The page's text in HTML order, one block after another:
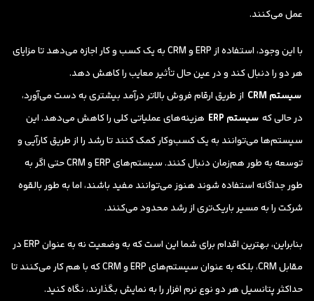
عمل می‌کنند.
با این وجود، استفاده از ERP و CRM به یک کسب و کار اجازه می‌دهد تا مزایای
هر دو را دنبال کند و در عین حال تأثیر معایب را کاهش دهد.
سیستم CRM
از طریق ارقام فروش بالاتر درآمد بیشتری به دست می‌آورد،
در حالی که سیستم ERP
هزینه‌های عملیاتی کلی را کاهش می‌دهد. این
سیستم‌ها می‌توانند به یک کسب‌وکار کمک کنند تا رشد را از طریق کارآیی و
توسعه به طور هم‌زمان دنبال کنند. سیستم‌های ERP و CRM حتی اگر به
طور جداگانه استفاده شوند هنوز می‌توانند مفید باشند، اما به طور بالقوه
شرکت را به مسیر باریک‌تری از رشد محدود می‌کنند.
بنابراین، بهترین اقدام برای شما این است که به وضعیت نه به عنوان ERP در
مقابل CRM، بلکه به عنوان سیستم‌های ERP و CRM که با هم کار می‌کنند تا
حداکثر پتانسیل هر دو نوع نرم افزار را به نمایش بگذارند، نگاه کنید.